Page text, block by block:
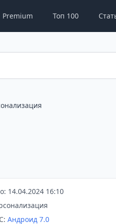
Premium Топ 100
14.04.2024 16:10
Андроид 7.0